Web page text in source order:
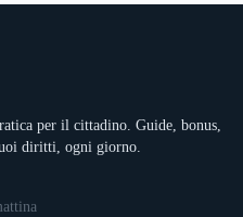
per il cittadino. Guide, bonus,
diritti, ogni giorno.